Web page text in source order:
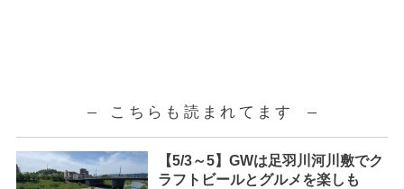
こちらも読まれてます
【5/3～5】GWは足羽川河川敷でク
ラフトビールとグルメを楽しも